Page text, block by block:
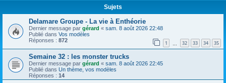
Sujets
Delamare Groupe - La vie à Enthéorie
Dernier message par gérard « sam. 8 août 2026 22:48
Publié dans Vos modèles
Réponses : 872 1 32 33 34 35
Semaine 32 : les monster trucks
Dernier message par gérard « sam. 8 août 2026 22:45
Publié dans Un thème, vos modèles
Réponses : 14